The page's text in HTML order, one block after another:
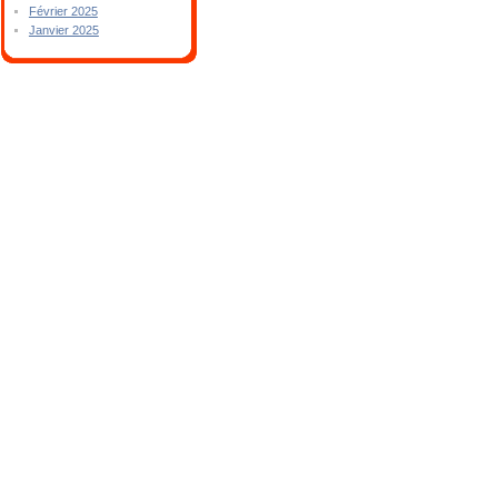
Février 2025
Janvier 2025